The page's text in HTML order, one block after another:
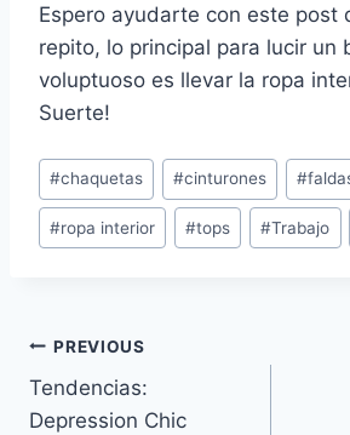
Espero ayudarte con este post
repito, lo principal para lucir un
voluptuoso es llevar la ropa
Suerte!
Post
Tags:
#chaquetas #cinturones #
#ropa interior #tops #Trabajo
Navegación
de
PREVIOUS
Tendencias:
Depression Chic